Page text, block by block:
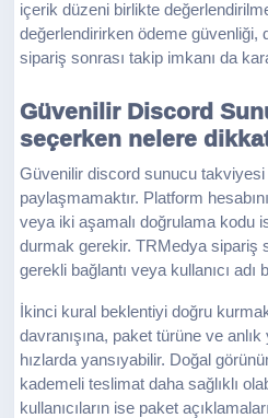
içerik düzeni birlikte
değerlendirirken ödeme güvenliği,
sipariş sonrası takip imkanı da
Güvenilir Discord
seçerken nelere
Güvenilir discord sunucu
paylaşmamaktır. Platform
veya iki aşamalı doğrulama kodu
durmak gerekir. TRMedya sipariş
gerekli bağlantı veya kullanıcı adı
İkinci kural beklentiyi doğru
davranışına, paket türüne ve
hızlarda yansıyabilir. Doğal
kademeli teslimat daha sağlıklı
kullanıcıların ise paket